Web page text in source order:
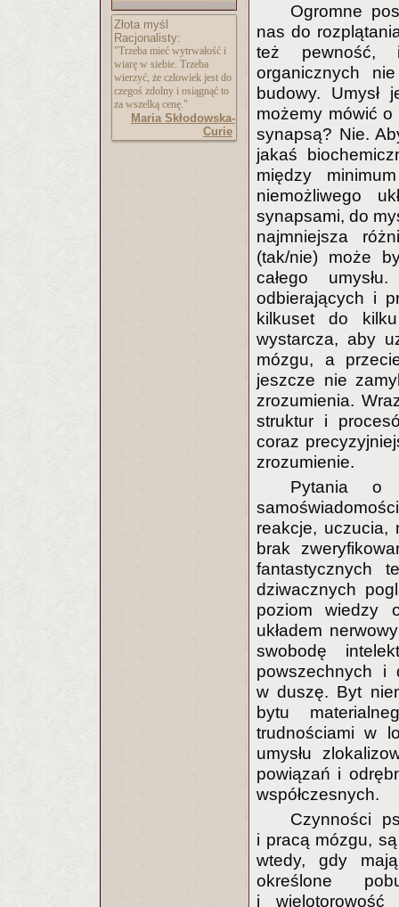
Złota myśl
Racjonalisty:
"Trzeba mieć wytrwałość i
wiarę w siebie. Trzeba
wierzyć, że człowiek jest do
czegoś zdolny i osiągnąć to
za wszelką cenę."
Maria Skłodowska-
Curie
Ogromne
nas do
też pewność,
organicznych
budowy. Umysł
możemy mówić
synapsą? Nie.
jakaś
między
niemożliwego
synapsami, do
najmniejsza
(tak/nie) może
całego
odbierających i
kilkuset do
wystarcza, aby
mózgu, a
jeszcze nie
zrozumienia.
struktur i
coraz
zrozumienie.
Pytania o
reakcje, uczucia,
brak
fantastycznych
dziwacznych
poziom wiedzy
układem
swobodę
powszechnych i
w duszę. Byt
bytu
trudnościami w
umysłu
powiązań i
współczesnych.
Czynności
i pracą mózgu,
wtedy, gdy
określone
i